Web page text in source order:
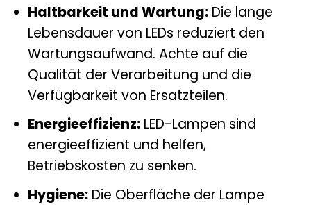
Haltbarkeit und Wartung:Die lange
Lebensdauer von LEDs reduziert den
Wartungsaufwand. Achte auf die
Qualität der Verarbeitung und die
Verfügbarkeit von Ersatzteilen.
Energieeffizienz:LED-Lampen sind
energieeffizient und helfen,
Betriebskosten zu senken.
Hygiene:Die Oberfläche der Lampe